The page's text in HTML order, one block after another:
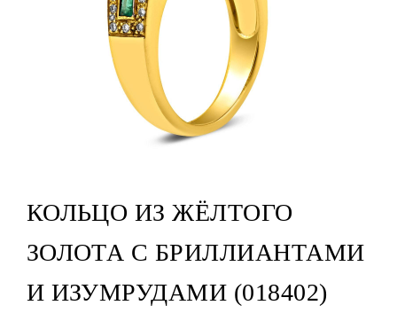
КОЛЬЦО ИЗ ЖЁЛТОГО
ЗОЛОТА С БРИЛЛИАНТАМИ
И ИЗУМРУДАМИ (018402)